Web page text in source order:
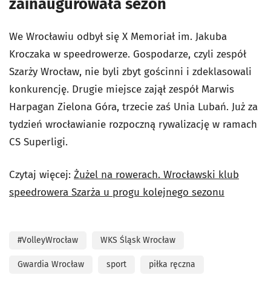
zainaugurowała sezon
We Wrocławiu odbył się X Memoriał im. Jakuba
Kroczaka w speedrowerze. Gospodarze, czyli zespół
Szarży Wrocław, nie byli zbyt gościnni i zdeklasowali
konkurencję. Drugie miejsce zajął zespół Marwis
Harpagan Zielona Góra, trzecie zaś Unia Lubań. Już za
tydzień wrocławianie rozpoczną rywalizację w ramach
CS Superligi.
Czytaj więcej: Żużel na rowerach. Wrocławski klub
speedrowera Szarża u progu kolejnego sezonu
#VolleyWrocław WKS Śląsk Wrocław
Gwardia Wrocław sport piłka ręczna